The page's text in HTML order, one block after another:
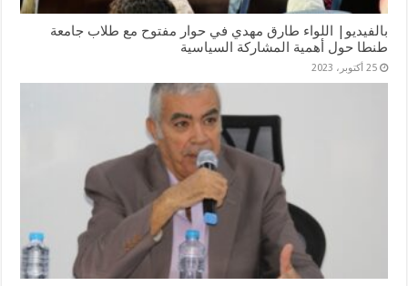
بالفيديو| اللواء طارق مهدي في حوار مفتوح مع طلاب جامعة
طنطا حول أهمية المشاركة السياسية
25 أكتوبر، 2023